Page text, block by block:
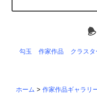
勾玉 作家作品 クラスタ
ホーム >作家作品ギャラリ